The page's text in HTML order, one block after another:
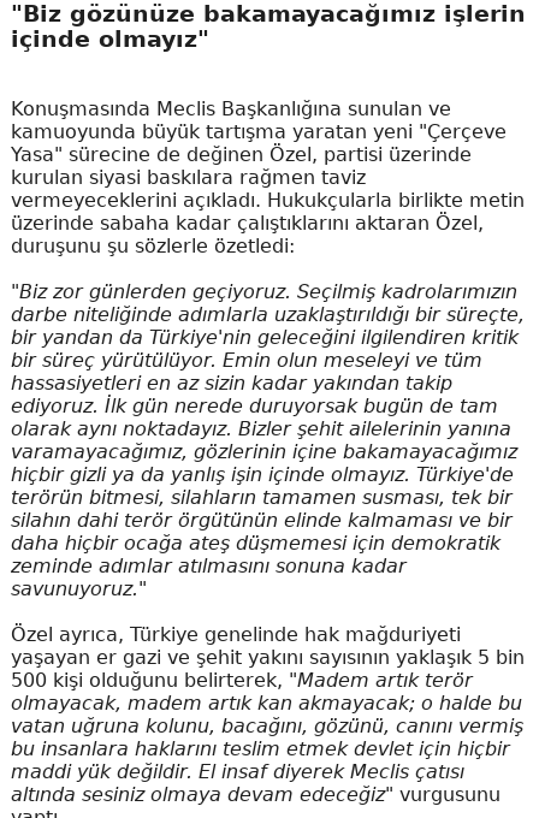
"Biz gözünüze bakamayacağımız işlerin
içinde olmayız"
Konuşmasında Meclis Başkanlığına sunulan ve
kamuoyunda büyük tartışma yaratan yeni "Çerçeve
Yasa" sürecine de değinen Özel, partisi üzerinde
kurulan siyasi baskılara rağmen taviz
vermeyeceklerini açıkladı. Hukukçularla birlikte metin
üzerinde sabaha kadar çalıştıklarını aktaran Özel,
duruşunu şu sözlerle özetledi:
"Biz zor günlerden geçiyoruz. Seçilmiş kadrolarımızın
darbe niteliğinde adımlarla uzaklaştırıldığı bir süreçte,
bir yandan da Türkiye'nin geleceğini ilgilendiren kritik
bir süreç yürütülüyor. Emin olun meseleyi ve tüm
hassasiyetleri en az sizin kadar yakından takip
ediyoruz. İlk gün nerede duruyorsak bugün de tam
olarak aynı noktadayız. Bizler şehit ailelerinin yanına
varamayacağımız, gözlerinin içine bakamayacağımız
hiçbir gizli ya da yanlış işin içinde olmayız. Türkiye'de
terörün bitmesi, silahların tamamen susması, tek bir
silahın dahi terör örgütünün elinde kalmaması ve bir
daha hiçbir ocağa ateş düşmemesi için demokratik
zeminde adımlar atılmasını sonuna kadar
savunuyoruz."
Özel ayrıca, Türkiye genelinde hak mağduriyeti
yaşayan er gazi ve şehit yakını sayısının yaklaşık 5 bin
500 kişi olduğunu belirterek, "Madem artık terör
olmayacak, madem artık kan akmayacak; o halde bu
vatan uğruna kolunu, bacağını, gözünü, canını vermiş
bu insanlara haklarını teslim etmek devlet için hiçbir
maddi yük değildir. El insaf diyerek Meclis çatısı
altında sesiniz olmaya devam edeceğiz" vurgusunu